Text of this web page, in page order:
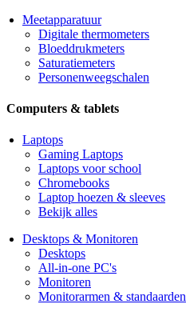
Meetapparatuur
Digitale thermometers
Bloeddrukmeters
Saturatiemeters
Personenweegschalen
Computers & tablets
Laptops
Gaming Laptops
Laptops voor school
Chromebooks
Laptop hoezen & sleeves
Bekijk alles
Desktops & Monitoren
Desktops
All-in-one PC's
Monitoren
Monitorarmen & standaarden